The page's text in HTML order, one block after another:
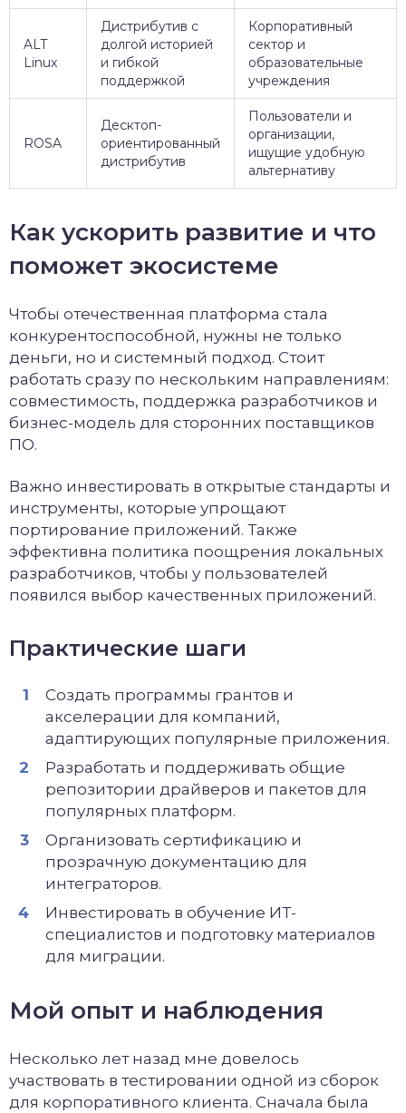
ALT
Linux
Дистрибутив с
долгой историей
и гибкой
поддержкой
Корпоративный
сектор и
образовательные
учреждения
ROSA
Десктоп-
ориентированный
дистрибутив
Пользователи и
организации,
ищущие удобную
альтернативу
Как ускорить развитие и что
поможет экосистеме
Чтобы отечественная платформа стала
конкурентоспособной, нужны не только
деньги, но и системный подход. Стоит
работать сразу по нескольким направлениям:
совместимость, поддержка разработчиков и
бизнес-модель для сторонних поставщиков
ПО.
Важно инвестировать в открытые стандарты и
инструменты, которые упрощают
портирование приложений. Также
эффективна политика поощрения локальных
разработчиков, чтобы у пользователей
появился выбор качественных приложений.
Практические шаги
Создать программы грантов и
акселерации для компаний,
адаптирующих популярные приложения.
Разработать и поддерживать общие
репозитории драйверов и пакетов для
популярных платформ.
Организовать сертификацию и
прозрачную документацию для
интеграторов.
Инвестировать в обучение ИТ-
специалистов и подготовку материалов
для миграции.
Мой опыт и наблюдения
Несколько лет назад мне довелось
участвовать в тестировании одной из сборок
для корпоративного клиента. Сначала была